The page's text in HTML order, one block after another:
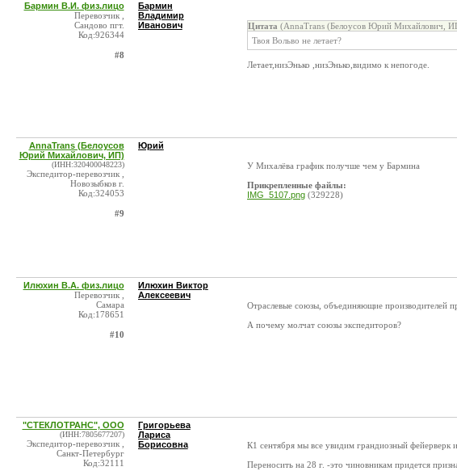
Бармин В.И. физ.лицо
Перевозчик ,
Сандово пгт.
Код:926344
#8
Бармин
Владимир
Иванович
Цитата (AnnaTrans (Белоусов Юрий Михайлович,
Твоя Вольво не летает?
Летает,низЭнько ,низЭнько,видимо к непогоде.
AnnaTrans (Белоусов
Юрий Михайлович, ИП)
(ИНН:320400048223)
Экспедитор-перевозчик ,
Новозыбков г.
Код:324053
#9
Юрий
У Михалёва график получше чем у Бармина
Прикрепленные файлы:
IMG_5107.png (329228)
Илюхин В.А. физ.лицо
Перевозчик ,
Самара
Код:178651
#10
Илюхин Виктор
Алексеевич
Отраслевые союзы, объединяющие производителей
А почему молчат союзы экспедиторов?
"СТЕКЛОТРАНС", ООО
(ИНН:7805677207)
Экспедитор-перевозчик ,
Санкт-Петербург
Код:32111
Григорьева
Лариса
Борисовна
К1 сентября мы все увидим грандиозный фейерверк
Переносить на 28 г. -это чиновникам придется